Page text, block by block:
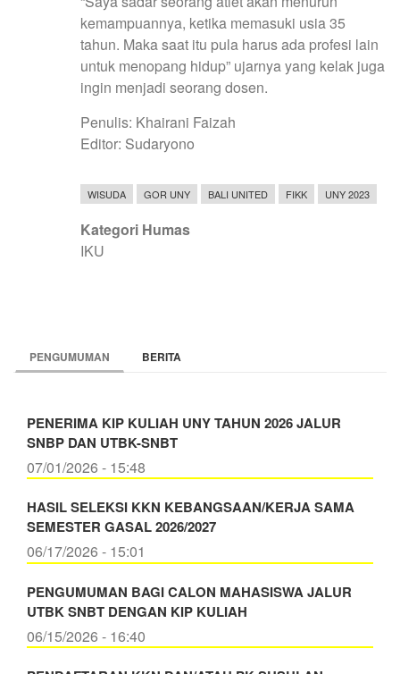
kemampuannya, ketika memasuki usia 35
tahun. Maka saat itu pula harus ada profesi lain
untuk menopang hidup” ujarnya yang kelak juga
ingin menjadi seorang dosen.
Penulis: Khairani Faizah
Editor: Sudaryono
WISUDA GOR UNY BALI UNITED FIKK UNY 2023
Kategori Humas
IKU
PENGUMUMAN BERITA
PENERIMA KIP KULIAH UNY TAHUN 2026 JALUR
SNBP DAN UTBK-SNBT
07/01/2026 - 15:48
HASIL SELEKSI KKN KEBANGSAAN/KERJA SAMA
SEMESTER GASAL 2026/2027
06/17/2026 - 15:01
PENGUMUMAN BAGI CALON MAHASISWA JALUR
UTBK SNBT DENGAN KIP KULIAH
06/15/2026 - 16:40